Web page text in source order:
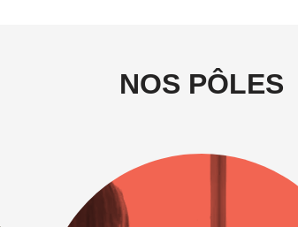
NOS PÔLES